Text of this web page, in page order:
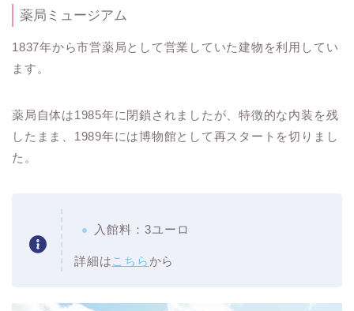
薬局ミュージアム
1837年から市営薬局として営業していた建物を利用してい
ます。
薬局自体は1985年に閉鎖されましたが、特徴的な内装を残
したまま、1989年には博物館として再スタートを切りまし
た。
入館料：3ユーロ
詳細はこちら から